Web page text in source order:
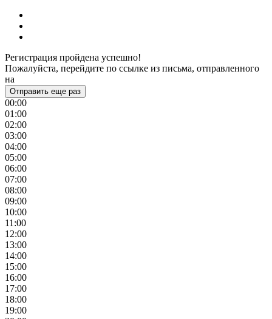
Регистрация пройдена успешно!
Пожалуйста, перейдите по ссылке из письма, отправленного
на
Отправить еще раз
00:00
01:00
02:00
03:00
04:00
05:00
06:00
07:00
08:00
09:00
10:00
11:00
12:00
13:00
14:00
15:00
16:00
17:00
18:00
19:00